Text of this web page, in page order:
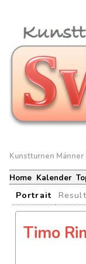
Kunstturnen Männer
Home Kalender
Portrait
Timo